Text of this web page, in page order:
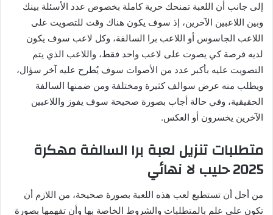
إلى جانب أن اللعبة تمنحك حرية كاملة بخصوص عدد الأسئلة بينك
وبين اللاعبين الآخرين، إذ سوف يكون هناك وقت للتصويت على
اللاعب الجاسوس أو اللاعب برا السالفة، وكل لاعب سوف يكون
لديه فرصة كي يصوت على لاعب واحد فقط، واللاعب الذي يتم
التصويت عليه بأكبر عدد من الأصوات سوف يٌطرح عليه آخر سؤال،
ويطلب منه عرض سوالف كثيرة ومختلفة ومن ضمنها السالفة
الحقيقية، وفي حالة أجاب بصورة صحيحة سوف يفوز واللاعبين
الآخرين يخسرون أو العكس.
متطلبات تنزيل لعبة برا السالفة مهكرة
2025 حليب لا نهائي
من أجل أن تستطيع لعب هذه اللعبة بصورة صحيحة، من اللازم أن
تكون على علم بالمتطلبات والشروط الخاصة بها وأن تفهمها بصورة